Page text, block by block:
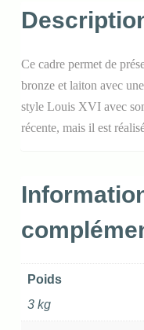
Ce cadre permet de
bronze et laiton avec
style Louis XVI avec
récente, mais il est
Poids
3 kg